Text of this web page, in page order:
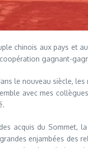
chinois aux pays et
gagnant-
le nouveau siècle,
avec mes
acquis du Sommet,
enjambées des